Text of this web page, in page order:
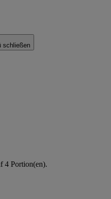
schließen
4 Portion(en).